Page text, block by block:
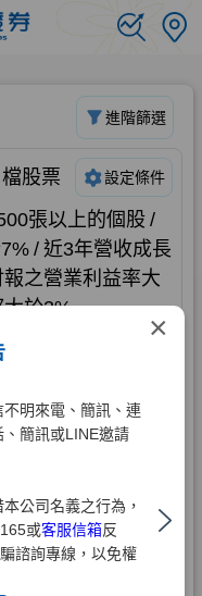
×
明來電、簡訊、連
簡訊或LINE邀請
公司名義之行為，
或客服信箱反
諮詢專線，以免權